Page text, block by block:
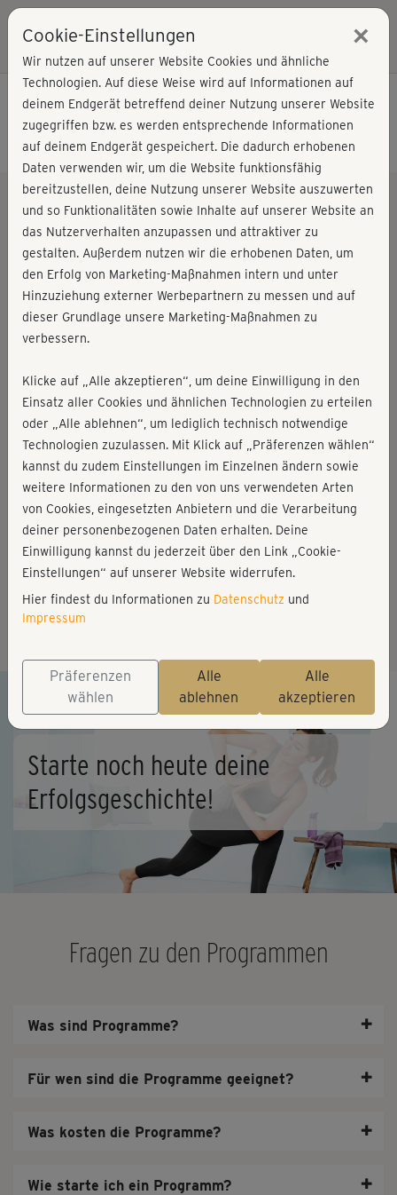
Mit Plan zum Ziel!
Unsere Programme
Rückentraining
Level wählen...
RÜCKENFIT EASY
Rückentraining
6 Wochen
Starte noch heute deine
Erfolgsgeschichte!
Fragen zu den Programmen
Was sind Programme? ✚
Für wen sind die Programme geeignet? ✚
Was kosten die Programme? ✚
Wie starte ich ein Programm? ✚
Cookie-Einstellungen ×
Wir nutzen auf unserer Website Cookies und ähnliche
Technologien. Auf diese Weise wird auf Informationen auf
deinem Endgerät betreffend deiner Nutzung unserer Website
zugegriffen bzw. es werden entsprechende Informationen
auf deinem Endgerät gespeichert. Die dadurch erhobenen
Daten verwenden wir, um die Website funktionsfähig
bereitzustellen, deine Nutzung unserer Website auszuwerten
und so Funktionalitäten sowie Inhalte auf unserer Website an
das Nutzerverhalten anzupassen und attraktiver zu
gestalten. Außerdem nutzen wir die erhobenen Daten, um
den Erfolg von Marketing-Maßnahmen intern und unter
Hinzuziehung externer Werbepartnern zu messen und auf
dieser Grundlage unsere Marketing-Maßnahmen zu
verbessern.
Klicke auf „Alle akzeptieren“, um deine Einwilligung in den
Einsatz aller Cookies und ähnlichen Technologien zu erteilen
oder „Alle ablehnen“, um lediglich technisch notwendige
Technologien zuzulassen. Mit Klick auf „Präferenzen wählen“
kannst du zudem Einstellungen im Einzelnen ändern sowie
weitere Informationen zu den von uns verwendeten Arten
von Cookies, eingesetzten Anbietern und die Verarbeitung
deiner personenbezogenen Daten erhalten. Deine
Einwilligung kannst du jederzeit über den Link „Cookie-
Einstellungen“ auf unserer Website widerrufen.
Hier findest du Informationen zu Datenschutz und
Impressum
Präferenzen
wählen
Alle
ablehnen
Alle
akzeptieren